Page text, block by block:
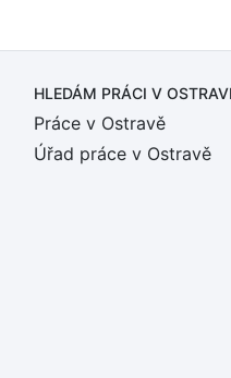
HLEDÁM PRÁCI V
Práce v Ostravě
Úřad práce v Ostravě